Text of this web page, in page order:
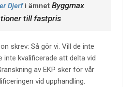
Djerfi ämnet Byggmax
till fastpris
skrev: Så gör vi. Vill de inte
inte kvalificerade att delta vid
av EKP sker för vår
vid upphandling.